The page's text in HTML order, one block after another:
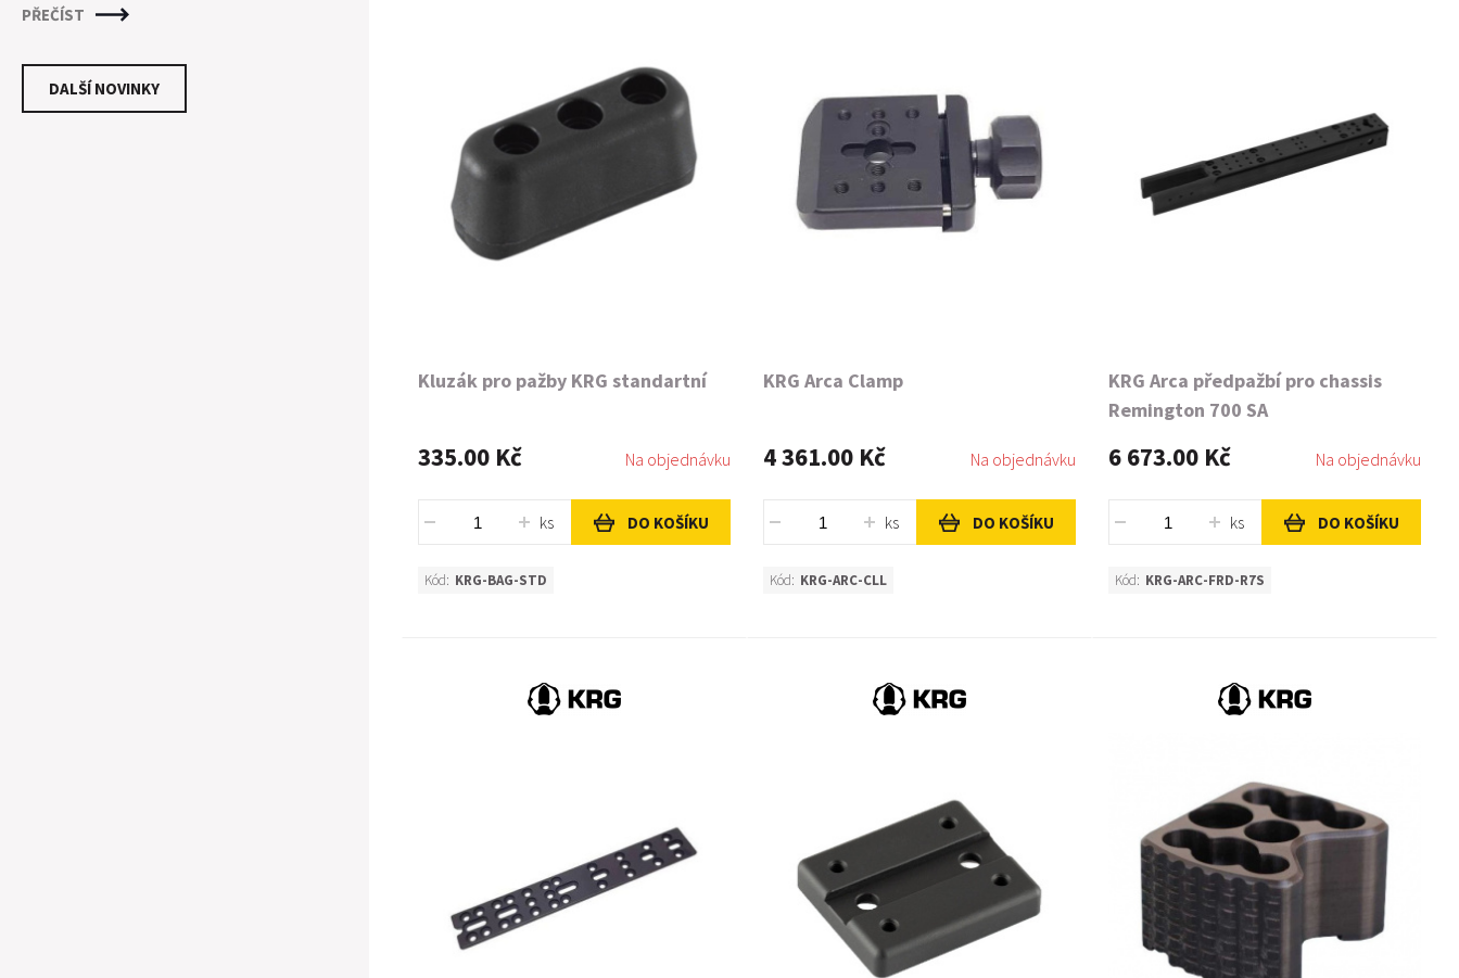
mohlo zdát. Je zapotřebí mnoha kroků a
vytvoření kvalitní nábojnice, která poskytne
střelci maximální konzistenci. Pro osvětlení
PŘEČÍST
DALŠÍ NOVINKY
Kluzák pro pažby KRG standartní
335.00 Kč Na objednávku
ks DO KOŠÍKU
Kód: KRG-BAG-STD
KRG Arca Clamp
4 361.00 Kč Na objednávku
ks DO KOŠÍKU
Kód: KRG-ARC-CLL
KRG Arca předpažbí pro chassis
Remington 700 SA
6 673.00 Kč Na objednávku
ks DO KOŠÍKU
Kód: KRG-ARC-FRD-R7S